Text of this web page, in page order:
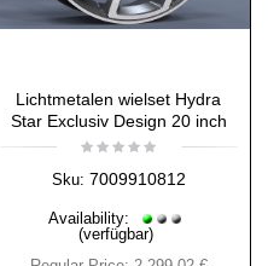
Lichtmetalen wielset Hydra
Star Exclusiv Design 20 inch
Sku: 7009910812
Availability:
(verfügbar)